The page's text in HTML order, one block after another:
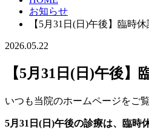
お知らせ
【5月31日(日)午後】臨時
2026.05.22
【5月31日(日)午後
いつも当院のホームページをご
5月31日(日)午後の診療は、臨時